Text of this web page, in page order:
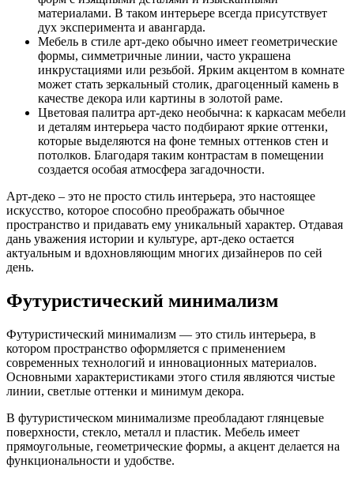
материалами. В таком интерьере всегда присутствует
дух эксперимента и авангарда.
Мебель в стиле арт-деко обычно имеет геометрические
формы, симметричные линии, часто украшена
инкрустациями или резьбой. Ярким акцентом в комнате
может стать зеркальный столик, драгоценный камень в
качестве декора или картины в золотой раме.
Цветовая палитра арт-деко необычна: к каркасам мебели
и деталям интерьера часто подбирают яркие оттенки,
которые выделяются на фоне темных оттенков стен и
потолков. Благодаря таким контрастам в помещении
создается особая атмосфера загадочности.
Арт-деко – это не просто стиль интерьера, это настоящее
искусство, которое способно преображать обычное
пространство и придавать ему уникальный характер. Отдавая
дань уважения истории и культуре, арт-деко остается
актуальным и вдохновляющим многих дизайнеров по сей
день.
Футуристический минимализм
Футуристический минимализм — это стиль интерьера, в
котором пространство оформляется с применением
современных технологий и инновационных материалов.
Основными характеристиками этого стиля являются чистые
линии, светлые оттенки и минимум декора.
В футуристическом минимализме преобладают глянцевые
поверхности, стекло, металл и пластик. Мебель имеет
прямоугольные, геометрические формы, а акцент делается на
функциональности и удобстве.